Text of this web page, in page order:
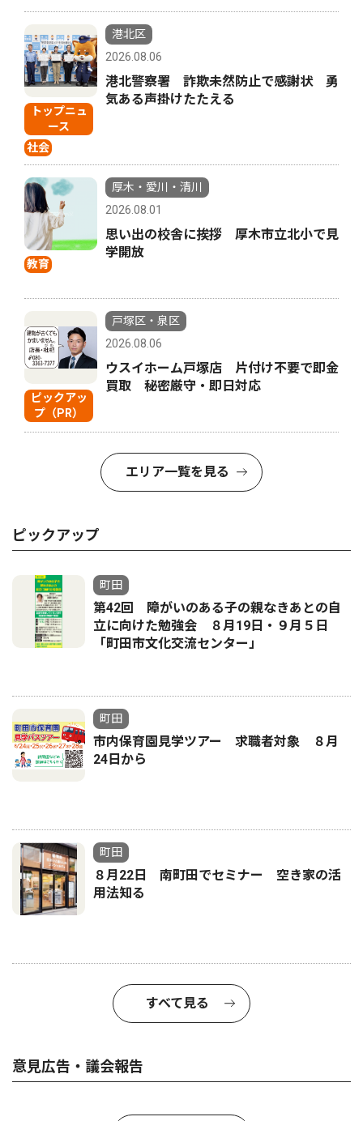
トップニュ
ース
社会
港北区
2026.08.06
港北警察署 詐欺未然防止で感謝状 勇
気ある声掛けたたえる
教育
厚木・愛川・清川
2026.08.01
思い出の校舎に挨拶 厚木市立北小で見
学開放
ピックアッ
プ（PR）
戸塚区・泉区
2026.08.06
ウスイホーム戸塚店 片付け不要で即金
買取 秘密厳守・即日対応
エリア一覧を見る
ピックアップ
町田
第42回 障がいのある子の親なきあとの自
立に向けた勉強会 ８月19日・９月５日
「町田市文化交流センター」
町田
市内保育園見学ツアー 求職者対象 ８月
24日から
町田
８月22日 南町田でセミナー 空き家の活
用法知る
すべて見る
意見広告・議会報告